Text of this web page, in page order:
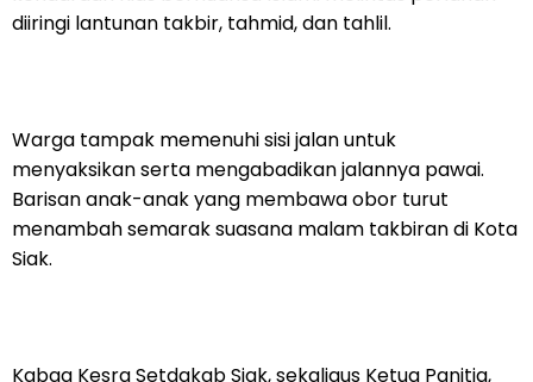
diiringi lantunan takbir, tahmid, dan tahlil.
Warga tampak memenuhi sisi jalan untuk
menyaksikan serta mengabadikan jalannya pawai.
Barisan anak-anak yang membawa obor turut
menambah semarak suasana malam takbiran di Kota
Siak.
Kabag Kesra Setdakab Siak, sekaligus Ketua Panitia,